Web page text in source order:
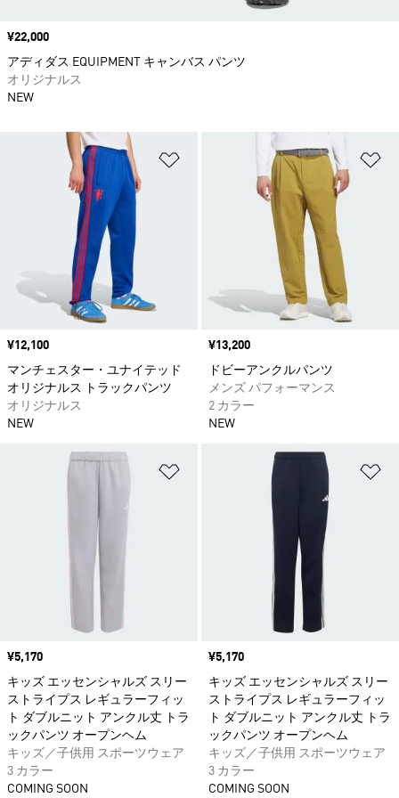
ほしいものリストに追加
価格
¥12,100
マンチェスター・ユナイテッド
オリジナルス トラックパンツ
オリジナルス
NEW
価格
¥13,200
ドビーアンクルパンツ
メンズ パフォーマンス
2 カラー
NEW
ほしいものリストに追加
価格
¥5,170
キッズ エッセンシャルズ スリー
ストライプス レギュラーフィッ
ト ダブルニット アンクル丈 トラ
ックパンツ オープンヘム
キッズ／子供用 スポーツウェア
3 カラー
COMING SOON
価格
¥5,170
キッズ エッセンシャルズ スリー
ストライプス レギュラーフィッ
ト ダブルニット アンクル丈 トラ
ックパンツ オープンヘム
キッズ／子供用 スポーツウェア
3 カラー
COMING SOON
価格
¥22,000
アディダス EQUIPMENT キャンバス パンツ
オリジナルス
NEW